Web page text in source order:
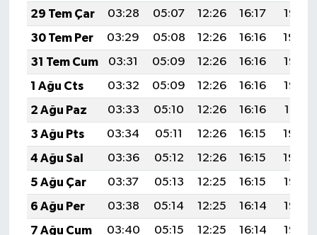
29 Tem Çar
03:28 05:07 12:26 16:17
19:35
30 Tem Per
03:29 05:08 12:26 16:16
19:34
31 Tem Cum
03:31 05:09 12:26 16:16
19:33
1 Ağu Cts
03:32 05:09 12:26 16:16
19:32
2 Ağu Paz
03:33 05:10 12:26 16:16
19:31
3 Ağu Pts
03:34 05:11 12:26 16:15
19:30
4 Ağu Sal
03:36 05:12 12:26 16:15
19:29
5 Ağu Çar
03:37 05:13 12:25 16:15
19:28
6 Ağu Per
03:38 05:14 12:25 16:14
19:27
7 Ağu Cum
03:40 05:15 12:25 16:14
19:26